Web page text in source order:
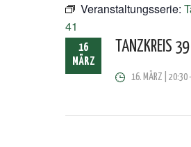
Veranstaltungsserie:
41
16
MÄRZ
TANZKREIS 39
16. MÄRZ | 20:30-